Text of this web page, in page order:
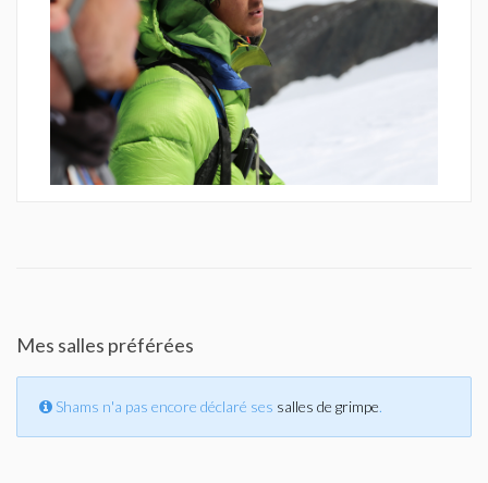
Mes salles préférées
Shams n'a pas encore déclaré ses salles de grimpe.